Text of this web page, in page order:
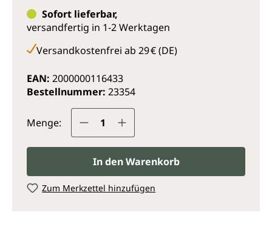
Sofort lieferbar,
versandfertig in 1-2 Werktagen
Versandkostenfrei ab 29 € (DE)
EAN: 2000000116433
Bestellnummer: 23354
Menge: Produkt Anzahl: Gib den
In den Warenkorb
Zum Merkzettel hinzufügen